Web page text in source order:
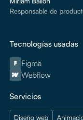
Responsable de
Tecnologías usadas
Figma
Webflow
Servicios
Diseño web